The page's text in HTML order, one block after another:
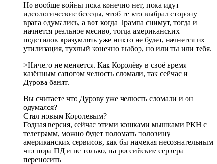
Но вообще войны пока конечно нет, пока идут
идеологические беседы, чтоб те кто выбрал сторону
врага одумались, а вот когда Трампа снимут, тогда и
начнется реальное месиво, тогда американских
подстилок вразумлять уже никто не будет, начнется их
утилизация, тухлый конечно выбор, но или ты или тебя.
>Ничего не меняется. Как Королёву в своё время
казённым сапогом челюсть сломали, так сейчас и
Дурова банят.
Вы считаете что Дурову уже челюсть сломали и он
одумался?
Стал новым Королевым?
Годная версия, сейчас этими кошками мышками РКН с
телеграмм, можно будет поломать половину
американских сервисов, как бы намекая несознательным
что пора ПД и не только, на российские сервера
переносить.